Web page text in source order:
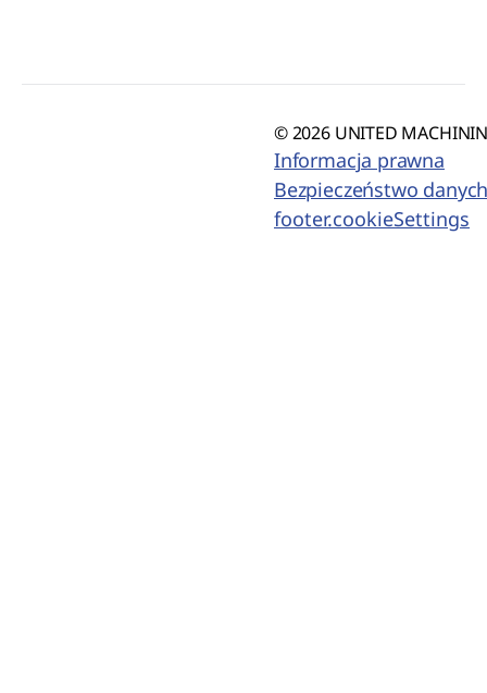
© 2026 UNITED
Informacja prawna
Bezpieczeństwo
footer.cookieSettings